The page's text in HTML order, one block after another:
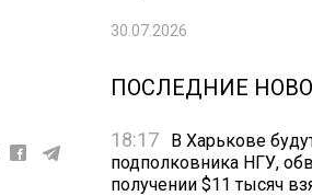
30.07.2026
ПОСЛЕДНИЕ
18:17
В Харькове
подполковника НГУ,
получении $11 тысяч